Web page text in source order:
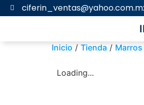
Inicio / Tienda / Marros
Loading...